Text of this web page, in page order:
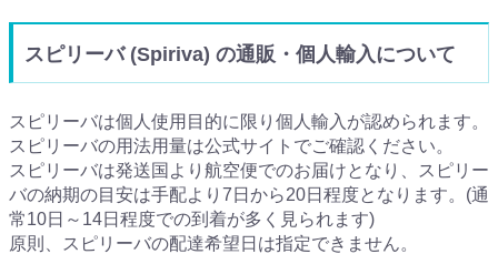
スピリーバ (Spiriva) の通販・個人輸入について
スピリーバは個人使用目的に限り個人輸入が認められます。
スピリーバの用法用量は公式サイトでご確認ください。
スピリーバは発送国より航空便でのお届けとなり、スピリー
バの納期の目安は手配より7日から20日程度となります。(通
常10日～14日程度での到着が多く見られます)
原則、スピリーバの配達希望日は指定できません。